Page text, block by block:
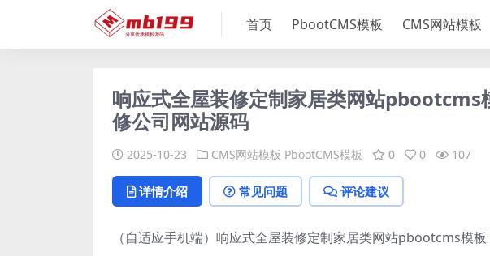
首页 PbootCMS模板 CMS网站模板
响应式全屋装修定制家居类网站pbootcms
修公司网站源码
2025-10-23 CMS网站模板 PbootCMS模板 0 0 107
详情介绍 常见问题 评论建议
（自适应手机端）响应式全屋装修定制家居类网站pbootcms模